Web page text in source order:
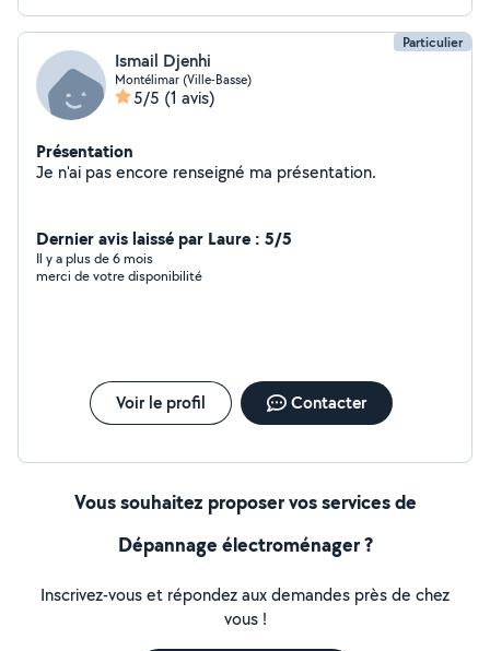
Particulier
Ismail Djenhi
Montélimar (Ville-Basse)
5/5 (1 avis)
Présentation
Je n'ai pas encore renseigné ma présentation.
Dernier avis laissé par Laure : 5/5
Il y a plus de 6 mois
merci de votre disponibilité
Voir le profil Contacter
Vous souhaitez proposer vos services de
Dépannage électroménager ?
Inscrivez-vous et répondez aux demandes près de chez
vous !